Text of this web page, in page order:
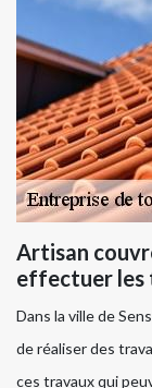
Artisan
effectuer les
Dans la ville de
de réaliser des
ces travaux qui